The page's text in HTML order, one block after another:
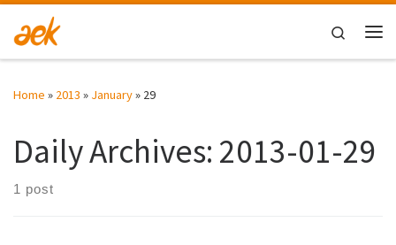
Skip to content
Search
Home » 2013 » January» 29
Daily Archives: 2013-01-29
1 post